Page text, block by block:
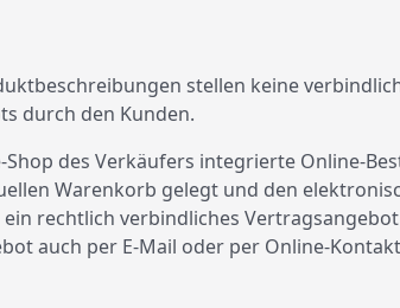
stellen keine
durch den Kunden.
des Verkäufers integrierte Online-
Warenkorb gelegt und den
rechtlich verbindliches
auch per E-Mail oder per Online-